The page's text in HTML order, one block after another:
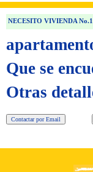
NECESITO VIVIENDA No.1
Que se
Otras